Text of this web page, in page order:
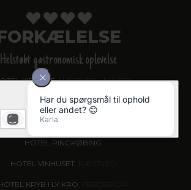
Helstøbt gastronomisk oplevelse
KIRSTINE, NÆSTVED - NYHED!
HOTEL DAGMAR, RIBE
GOLF HOTEL VIBORG
HOTEL RINGKØBING
HOTEL VINHUSET, NÆSTVED
KRYB I LY KRO